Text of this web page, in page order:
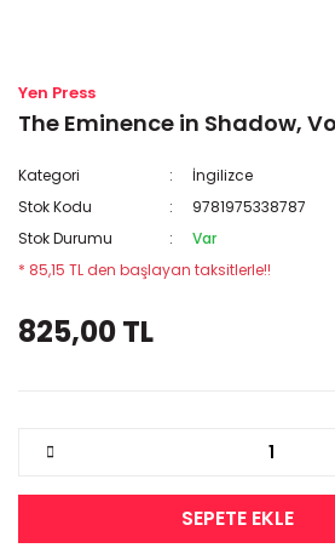
Yen Press
The Eminence in Shadow,
Kategori
İngilizce
Stok Kodu
9781975338787
Stok Durumu
Var
* 85,15 TL den başlayan taksitlerle!!
825,00 TL
SEPETE EKLE